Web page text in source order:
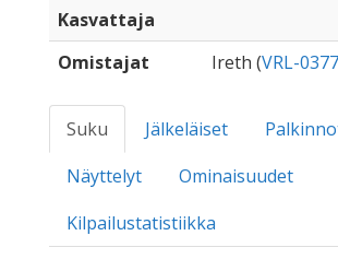
Kasvattaja
Omistajat
Ireth (VRL-
Suku Jälkeläiset
Näyttelyt
Ominaisuudet
Kilpailustatistiikka